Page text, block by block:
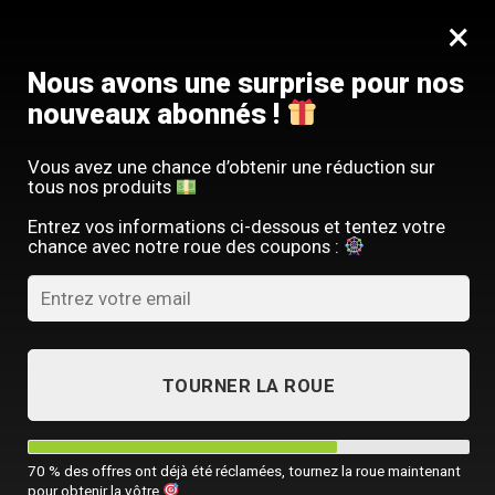
contenu
ACCUEIL / SACOCHE HOMME BANDOULIÈRE
×
Nous avons une surprise pour nos
nouveaux abonnés !
Vous avez une chance d’obtenir une réduction sur
tous nos produits
Entrez vos informations ci-dessous et tentez votre
chance avec notre roue des coupons :
TOURNER LA ROUE
70 % des offres ont déjà été réclamées, tournez la roue maintenant
pour obtenir la vôtre